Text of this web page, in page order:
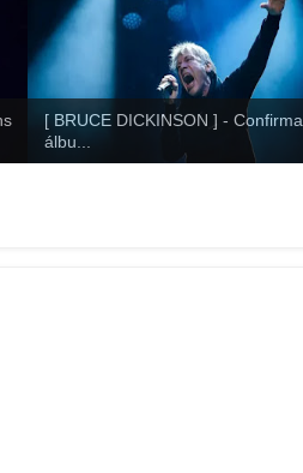
[ BRUCE DICKINSON ] - Confirma
álbu...